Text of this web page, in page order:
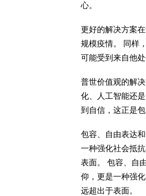
心。
更好的解决方案
规模疫情。 同样
可能受到来自他
普世价值观的解
化、人工智能还
到自信，这正是
包容、自由表达
一种强化社会抵
表面。 包容、自
仰，更是一种强
远超出于表面。